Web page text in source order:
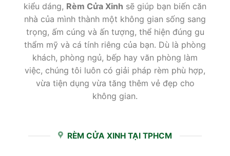
kiểu dáng, Rèm Cửa Xinh sẽ giúp bạn biến căn
nhà của mình thành một không gian sống sang
trọng, ấm cúng và ấn tượng, thể hiện đúng gu
thẩm mỹ và cá tính riêng của bạn. Dù là phòng
khách, phòng ngủ, bếp hay văn phòng làm
việc, chúng tôi luôn có giải pháp rèm phù hợp,
vừa tiện dụng vừa tăng thêm vẻ đẹp cho
không gian.
RÈM CỬA XINH TẠI TPHCM